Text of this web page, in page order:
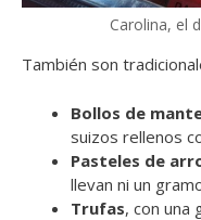
Carolina, el
También son
Bollos de
suizos rellenos
Pasteles de
llevan ni un
Trufas, con una